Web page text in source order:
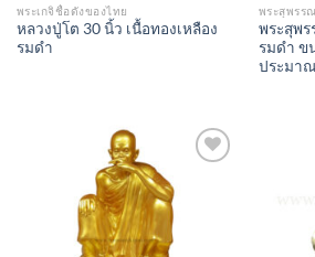
พระเกจิชื่อดังของไทย
หลวงปู่โต 30 นิ้ว เนื้อทองเหลือง
รมดำ
พระสุพรร
พระสุพร
รมดำ ข
ประมา